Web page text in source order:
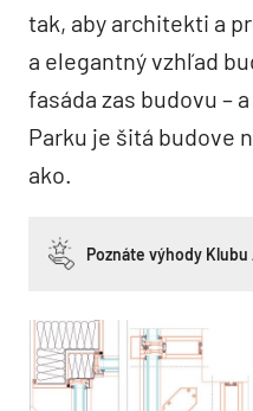
tak, aby architekti a
a elegantný vzhľad
fasáda zas budovu –
Parku je šitá budove
ako.
Poznáte výhody Klubu